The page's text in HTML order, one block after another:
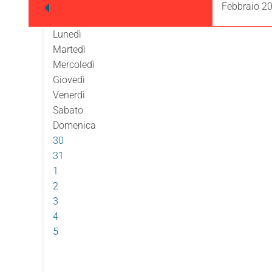
Febbraio
Lunedì
Martedì
Mercoledì
Giovedì
Venerdì
Sabato
Domenica
30
31
1
2
3
4
5